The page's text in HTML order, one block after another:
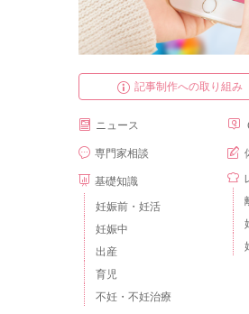
記事制作への取り組み
ニュース
専門家相談
基礎知識
妊娠前・妊活
妊娠中
出産
育児
不妊・不妊治療